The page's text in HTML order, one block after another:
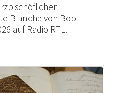
Blanche von Bob
auf Radio RTL.